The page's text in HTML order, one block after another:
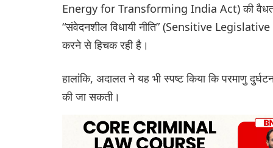
Energy for Transforming India Act) की वैधता
“संवेदनशील विधायी नीति” (Sensitive
करने से हिचक रही है।
हालांकि, अदालत ने यह भी स्पष्ट किया कि परमाणु
की जा सकती।